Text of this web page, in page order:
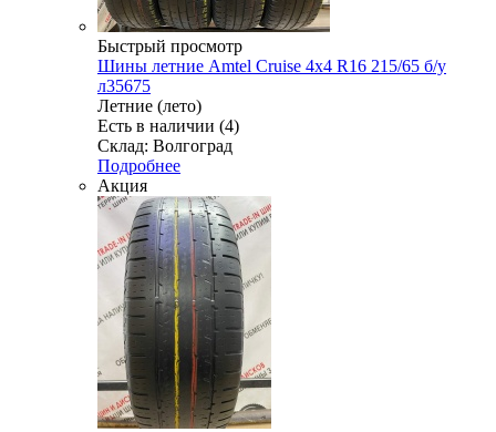
Быстрый просмотр
Шины летние Amtel Cruise 4x4 R16 215/65 б/у
л35675
Летние (лето)
Есть в наличии (4)
Склад: Волгоград
Подробнее
Акция